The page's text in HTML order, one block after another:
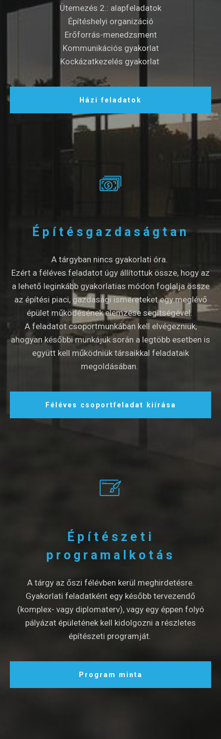
Ütemezés 2.: alapfeladatok
Építéshelyi organizáció
Erőforrás-menedzsment
Kommunikációs gyakorlat
Kockázatkezelés gyakorlat
Házi feladatok
Építésgazdaságtan
A tárgyban nincs gyakorlati óra.
Ezért a féléves feladatot úgy állítottuk össze, hogy az
a lehető leginkább gyakorlatias módon foglalja össze
az építési piaci, gazdasági ismereteket egy meglévő
épület működésének elemzése segítségével.
A feladatot csoportmunkában kell elvégezniük,
ahogyan későbbi munkájuk során a legtöbb esetben is
együtt kell működniük társaikkal feladataik
megoldásában.
Féléves csoportfeladat kiírása
Építészeti
programalkotás
A tárgy az őszi félévben kerül meghirdetésre.
Gyakorlati feladatként egy később tervezendő
(komplex- vagy diplomaterv), vagy egy éppen folyó
pályázat épületének kell kidolgozni a részletes
építészeti programját.
Program minta